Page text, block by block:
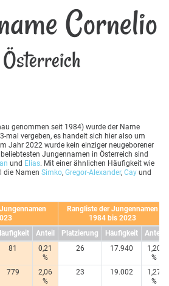
Cornelio
genommen seit 1984) wurde der Name
mal vergeben, es handelt sich hier also um
Jahr 2022 wurde kein einziger neugeborener
Jungennamen in Österreich sind
und Elias. Mit einer ähnlichen Häufigkeit wie
die Namen Simko, Gregor-Alexander, Cay und
Rangliste der Jungennamen
1984 bis 2023
Anteil Platzierung Häufigkeit
Anteil
81
0,21
%
26 17.940
1,20
%
779
2,06
%
23 19.002
1,27
%